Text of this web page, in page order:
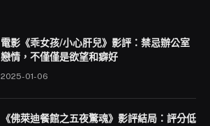
電影《乖女孩/小心肝兒》影評：禁忌辦公室
戀情，不僅僅是欲望和癖好
2025-01-06
《佛萊迪餐館之五夜驚魂》影評結局：評分低